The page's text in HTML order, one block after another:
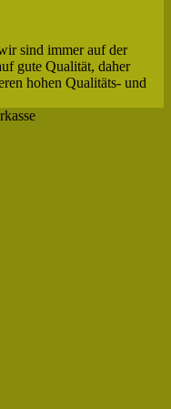
sind immer auf der
gute Qualität, daher
hohen Qualitäts- und